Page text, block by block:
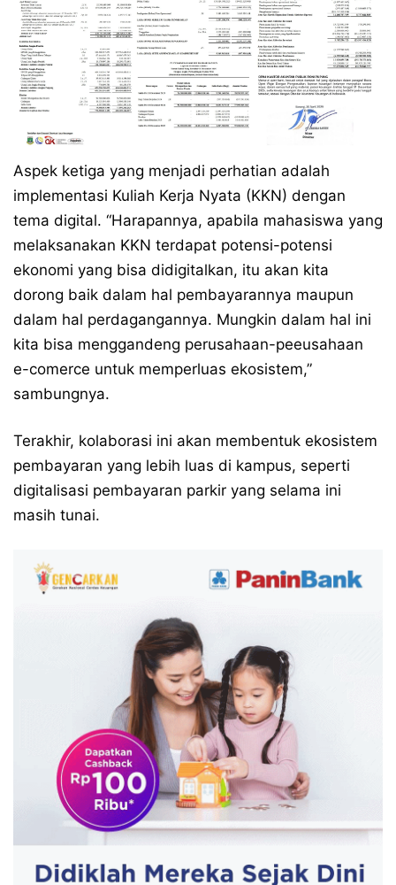
Aspek ketiga yang menjadi perhatian adalah
implementasi Kuliah Kerja Nyata (KKN) dengan
tema digital. “Harapannya, apabila mahasiswa yang
melaksanakan KKN terdapat potensi-potensi
ekonomi yang bisa didigitalkan, itu akan kita
dorong baik dalam hal pembayarannya maupun
dalam hal perdagangannya. Mungkin dalam hal ini
kita bisa menggandeng perusahaan-peeusahaan
e-comerce untuk memperluas ekosistem,”
sambungnya.
Terakhir, kolaborasi ini akan membentuk ekosistem
pembayaran yang lebih luas di kampus, seperti
digitalisasi pembayaran parkir yang selama ini
masih tunai.